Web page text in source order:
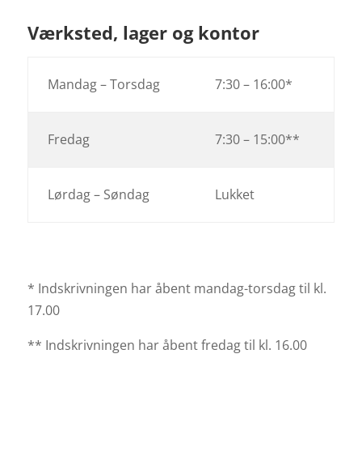
Værksted, lager og kontor
Mandag – Torsdag 7:30 – 16:00*
Fredag 7:30 – 15:00**
Lørdag – Søndag Lukket
* Indskrivningen har åbent mandag-torsdag til kl.
17.00
** Indskrivningen har åbent fredag til kl. 16.00